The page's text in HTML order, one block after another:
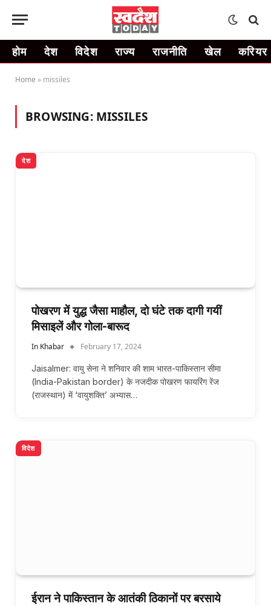
होम देश विदेश राज्य राजनीति खेल करियर
Home » missiles
BROWSING: MISSILES
देश
पोखरण में युद्ध जैसा माहौल, दो घंटे तक दागी गयीं
मिसाइलें और गोला-बारूद
In Khabar February 17, 2024
Jaisalmer: वायु सेना ने शनिवार की शाम भारत-पाकिस्तान सीमा
(India-Pakistan border) के नजदीक पोखरण फायरिंग रेंज
(राजस्थान) में ‘वायुशक्ति’ अभ्यास…
विदेश
ईरान ने पाकिस्तान के आतंकी ठिकानों पर बरसाये